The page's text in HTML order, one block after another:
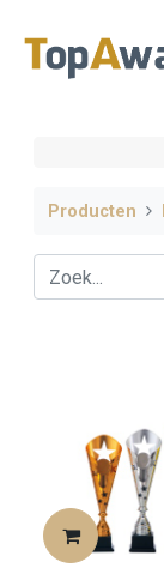
Producten